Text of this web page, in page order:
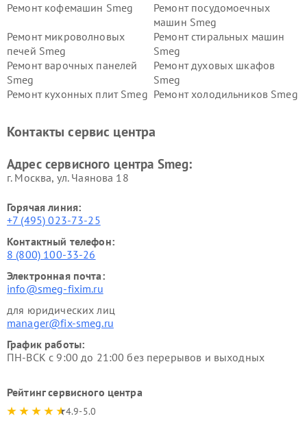
Ремонт кофемашин Smeg
Ремонт посудомоечных
машин Smeg
Ремонт микроволновых
печей Smeg
Ремонт стиральных машин
Smeg
Ремонт варочных панелей
Smeg
Ремонт духовых шкафов
Smeg
Ремонт кухонных плит Smeg Ремонт холодильников Smeg
Контакты сервис центра
Адрес сервисного центра Smeg:
г. Москва, ул. Чаянова 18
Горячая линия:
+7 (495) 023-73-25
Контактный телефон:
8 (800) 100-33-26
Электронная почта:
info@smeg-fixim.ru
для юридических лиц
manager@fix-smeg.ru
График работы:
ПН-ВСК с 9:00 до 21:00 без перерывов и выходных
Рейтинг сервисного центра
4.9-5.0